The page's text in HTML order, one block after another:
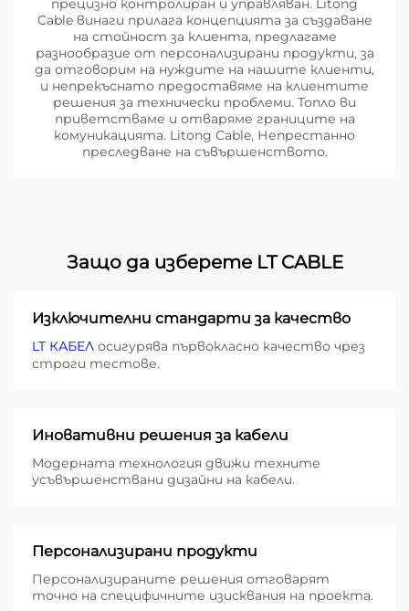
прецизно контролиран и управляван. Litong
Cable винаги прилага концепцията за създаване
на стойност за клиента, предлагаме
разнообразие от персонализирани продукти, за
да отговорим на нуждите на нашите клиенти,
и непрекъснато предоставяме на клиентите
решения за технически проблеми. Топло ви
приветстваме и отваряме границите на
комуникацията. Litong Cable, Непрестанно
преследване на съвършенството.
Защо да изберете LT CABLE
Изключителни стандарти за качество
LT КАБЕЛ осигурява първокласно качество чрез
строги тестове.
Иновативни решения за кабели
Модерната технология движи техните
усъвършенствани дизайни на кабели.
Персонализирани продукти
Персонализираните решения отговарят
точно на специфичните изисквания на проекта.